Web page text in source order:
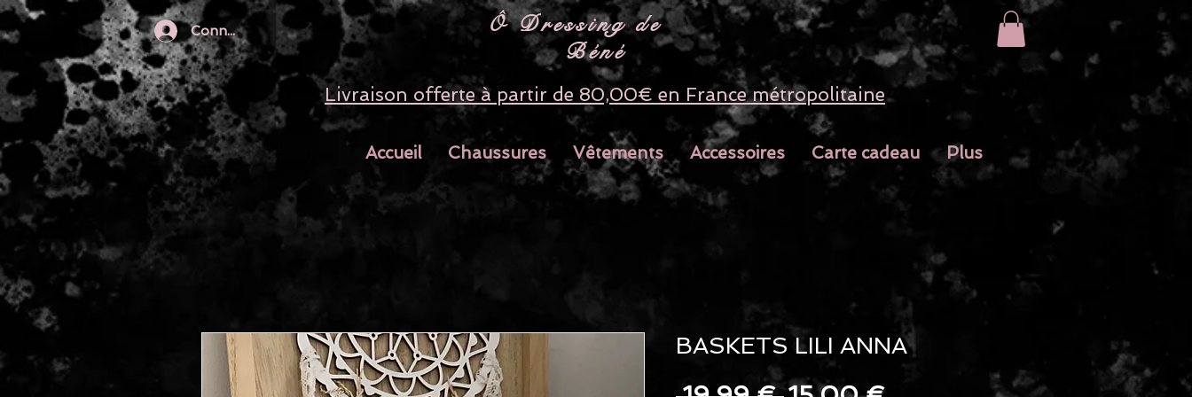
Connection
​Ô Dressing de
Béné
Livraison offerte à partir de 80,00€ en France métropolitaine
Accueil Chaussures Vêtements Accessoires Carte cadeau Plus
BASKETS LILI ANNA